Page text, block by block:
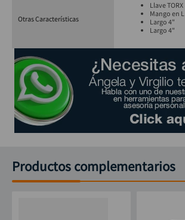
Otras Características
Llave TORX
Mango en L
Largo 4"
Largo 4"
Productos complementarios